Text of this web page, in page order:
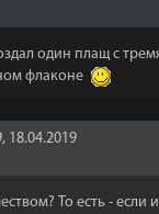
один плащ с
флаконе
18.04.2019
То есть - если